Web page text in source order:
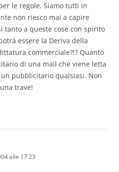
le regole. Siamo tutti in
non riesco mai a capire
tanto a queste cose con spirito
essere la Deriva della
commerciale?!? Quanto
di una mail che viene letta
pubblicitario qualsiasi. Non
trave!
alle 17:23